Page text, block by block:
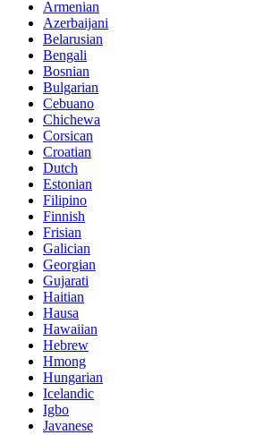
Armenian
Azerbaijani
Belarusian
Bengali
Bosnian
Bulgarian
Cebuano
Chichewa
Corsican
Croatian
Dutch
Estonian
Filipino
Finnish
Frisian
Galician
Georgian
Gujarati
Haitian
Hausa
Hawaiian
Hebrew
Hmong
Hungarian
Icelandic
Igbo
Javanese